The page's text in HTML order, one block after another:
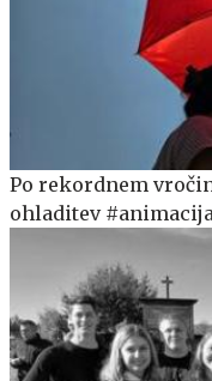
Po rekordnem
ohladitev #animacija